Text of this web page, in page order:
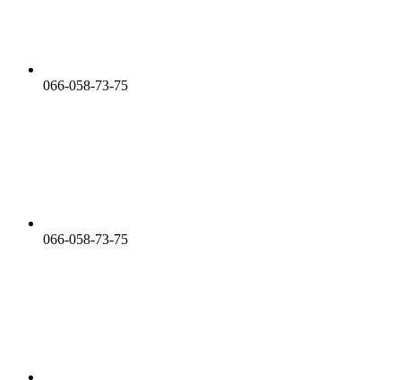
066-058-73-75
066-058-73-75